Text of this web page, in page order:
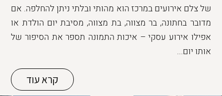
של צלם אירועים במרכז הוא מהותי ובלתי ניתן להחלפה. אם
מדובר בחתונה, בר מצווה, בת מצווה, מסיבת יום הולדת או
אפילו אירוע עסקי – איכות התמונה תספר את הסיפור של
אותו יום...
קרא עוד